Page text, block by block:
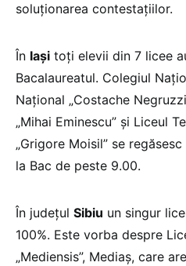
soluționarea contestațiilor.
În Iași toți elevii din 7 licee
Bacalaureatul. Colegiul
Național „Costache
„Mihai Eminescu” și Liceul
„Grigore Moisil” se
la Bac de peste 9.00.
În județul Sibiu un singur
100%. Este vorba despre
„Mediensis”, Mediaș, care